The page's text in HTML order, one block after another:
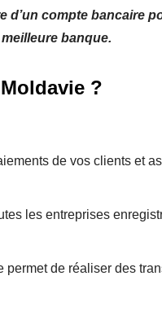
d’un compte bancaire
banque.
?
de vos clients et
les entreprises
permet de réaliser des